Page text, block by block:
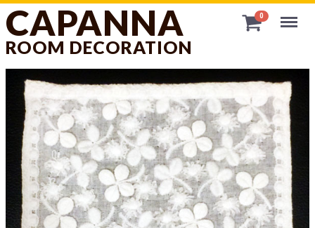
CAPANNA
ROOM DECORATION
0 Menu